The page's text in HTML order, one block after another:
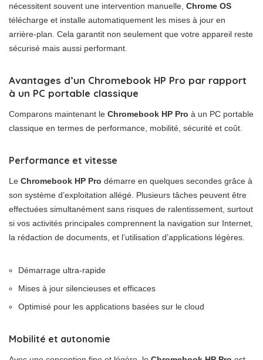
nécessitent souvent une intervention manuelle, Chrome OS
télécharge et installe automatiquement les mises à jour en
arrière-plan. Cela garantit non seulement que votre appareil reste
sécurisé mais aussi performant.
Avantages d’un Chromebook HP Pro par rapport
à un PC portable classique
Comparons maintenant le Chromebook HP Pro à un PC portable
classique en termes de performance, mobilité, sécurité et coût.
Performance et vitesse
Le Chromebook HP Pro démarre en quelques secondes grâce à
son système d’exploitation allégé. Plusieurs tâches peuvent être
effectuées simultanément sans risques de ralentissement, surtout
si vos activités principales comprennent la navigation sur Internet,
la rédaction de documents, et l’utilisation d’applications légères.
Démarrage ultra-rapide
Mises à jour silencieuses et efficaces
Optimisé pour les applications basées sur le cloud
Mobilité et autonomie